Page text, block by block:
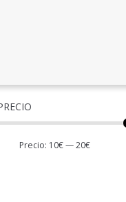
Precio: 10€—20€